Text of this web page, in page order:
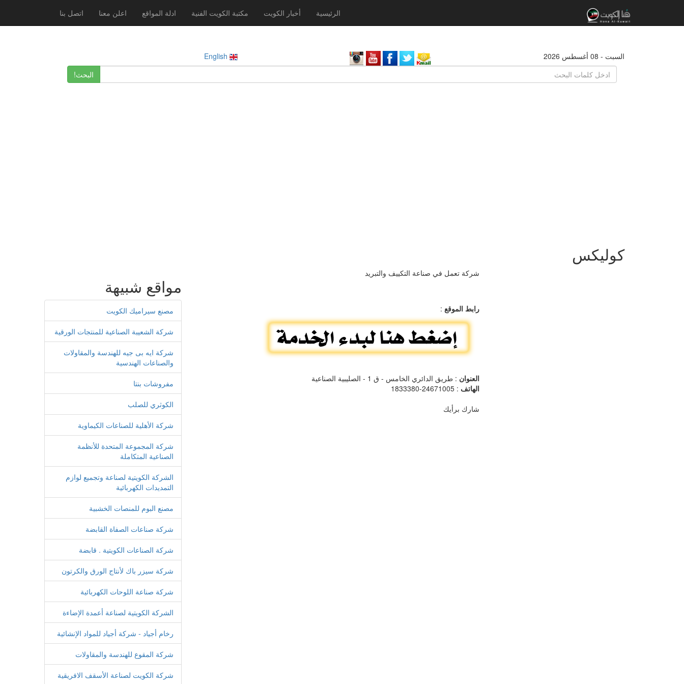
الرئيسية أخبار الكويت مكتبة الكويت الفنية ادلة المواقع اعلن معنا اتصل بنا
السبت - 08 أغسطس 2026
البحث!
كوليكس
شركة تعمل في صناعة التكييف والتبريد
رابط الموقع :
العنوان : طريق الدائري الخامس - ق 1 - الصليبية الصناعية
الهاتف : 24671005-1833380
شارك برأيك
مواقع شبيهة
مصنع سيراميك الكويت
شركة الشعيبة الصناعية للمنتجات الورقية
شركة ايه بى جيه للهندسة والمقاولات
والصناعات الهندسية
مفروشات بنتا
الكوثري للصلب
شركة الأهلية للصناعات الكيماوية
شركة المجموعة المتحدة للأنظمة
الصناعية المتكاملة
الشركة الكويتية لصناعة وتجميع لوازم
التمديدات الكهربائية
مصنع البوم للمنصات الخشبية
شركة صناعات الصفاة القابضة
شركة الصناعات الكويتية . قابضة
شركة سيزر باك لأنتاج الورق والكرتون
شركة صناعة اللوحات الكهربائية
الشركة الكويتية لصناعة أعمدة الإضاءة
رخام أجياد - شركة أجياد للمواد الإنشائية
شركة المقوع للهندسة والمقاولات
شركة الكويت لصناعة الأسقف الافريقية